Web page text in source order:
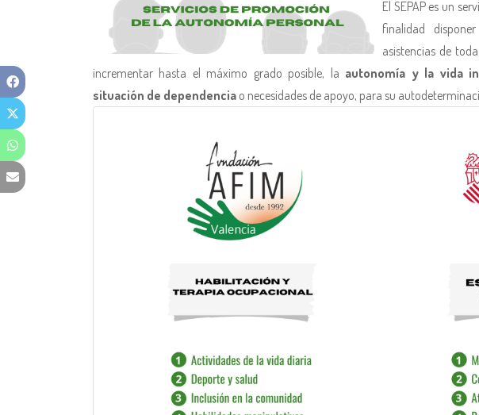
El SEPAP es un
finalidad
asistencias de
incrementar hasta el máximo grado posible, la autonomía y la vida
situación de dependencia o necesidades de apoyo, para su